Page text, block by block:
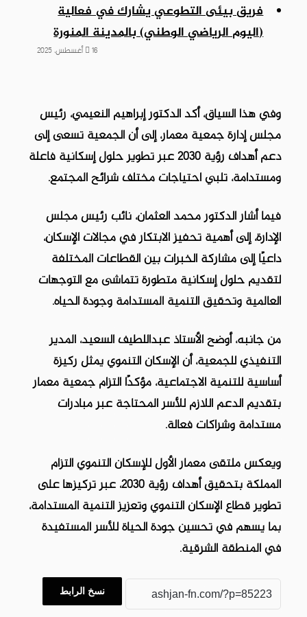
فريق بيئى التطوعي يشارك في فعالية
(اليوم الرياضي الوطني) بالمدينة المنورة
16 أغسطس، 2025
وفي هذا السياق، أكد الدكتور إبراهيم النعيمي، رئيس
مجلس إدارة جمعية معمار، إلى أن الجمعية تسعى إلى
دعم أهداف رؤية 2030 عبر تطوير حلول إسكانية فاعلة
ومستدامة، تلبي احتياجات مختلف شرائح المجتمع.
فيما أشار الدكتور محمد العثمان، نائب رئيس مجلس
الإدارة، إلى أهمية تحفيز الابتكار في مجالات الإسكان،
داعيًا إلى مشاركة الخبرات بين القطاعات المختلفة
لتقديم حلول إسكانية متطورة تتماشى مع التوجهات
العالمية وتحقيق التنمية المستدامة وجودة الحياه.
من جانبه، أوضح الأستاذ عبداللطيف السعيد، المدير
التنفيذي للجمعية، أن الإسكان التنموي يمثل ركيزة
أساسية للتنمية الاجتماعية، مؤكدًا التزام جمعية معمار
بتقديم الدعم اللازم للأسر المحتاجة عبر مبادرات
مستدامة وشراكات فعالة.
ويعكس ملتقى معمار الأول للإسكان التنموي التزام
المملكة بتحقيق أهداف رؤية 2030، عبر تركيزها على
تطوير قطاع الإسكان التنموي وتعزيز التنمية المستدامة،
بما يسهم في تحسين جودة الحياة للأسر المستفيدة
في المنطقة الشرقية.
نسخ الرابط